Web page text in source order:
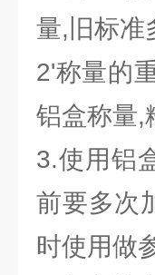
量,旧标准
2'称量的
铝盒称量,
3.使用铝
前要多次
时使用做